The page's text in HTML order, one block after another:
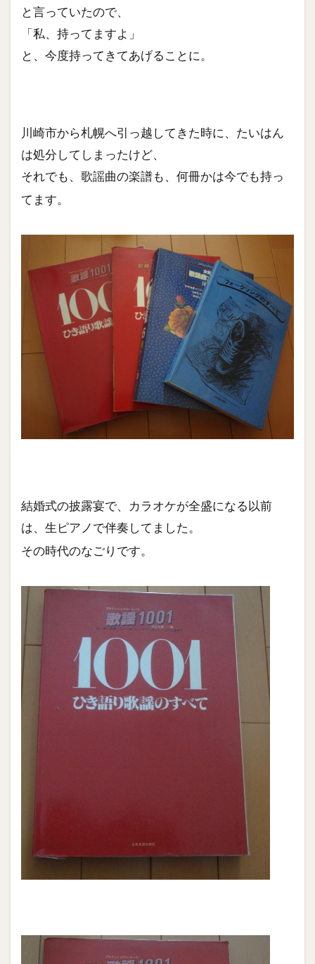
と言っていたので、
「私、持ってますよ」
と、今度持ってきてあげることに。
川崎市から札幌へ引っ越してきた時に、たいはん
は処分してしまったけど、
それでも、歌謡曲の楽譜も、何冊かは今でも持っ
てます。
結婚式の披露宴で、カラオケが全盛になる以前
は、生ピアノで伴奏してました。
その時代のなごりです。